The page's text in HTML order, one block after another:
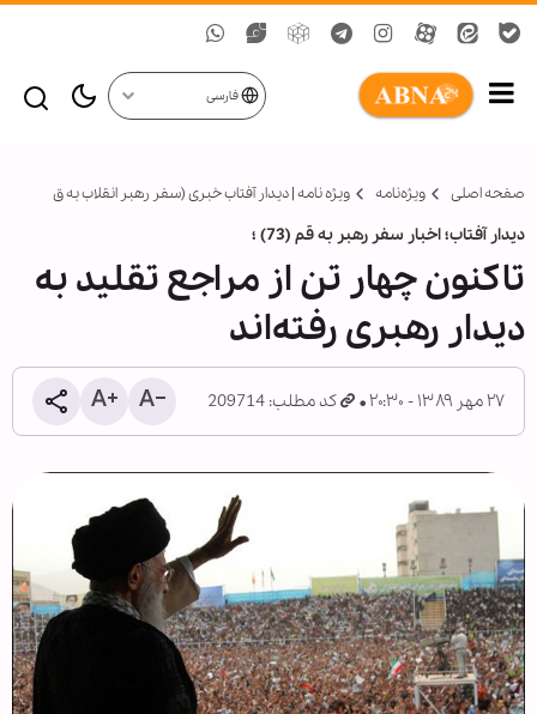
فارسی
صفحه اصلی ویژه‌نامه‌ ویژه نامه | دیدار آفتاب خبری (سفر رهبر انقلاب به ق
دیدار آفتاب؛ اخبار سفر رهبر به قم (73) ؛
تاکنون چهار تن از مراجع تقلید به
دیدار رهبری رفته‌‏اند
۲۷ مهر ۱۳۸۹ - ۲۰:۳۰ کد مطلب: 209714